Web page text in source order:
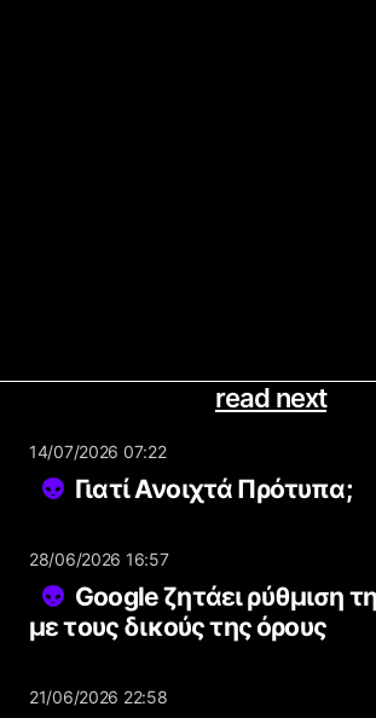
read next
14/07/2026 07:22
Γιατί Ανοιχτά Πρότυπα;
28/06/2026 16:57
Google ζητάει ρύθμιση
με τους δικούς της όρους
21/06/2026 22:58